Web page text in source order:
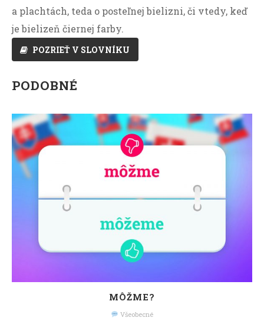
a plachtách, teda o posteľnej bielizni, či vtedy, keď
je bielizeň čiernej farby.
POZRIEŤ V SLOVNÍKU
PODOBNÉ
MÔŽME?
Všeobecné